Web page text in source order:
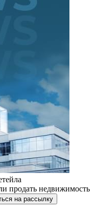
продать недвижимость